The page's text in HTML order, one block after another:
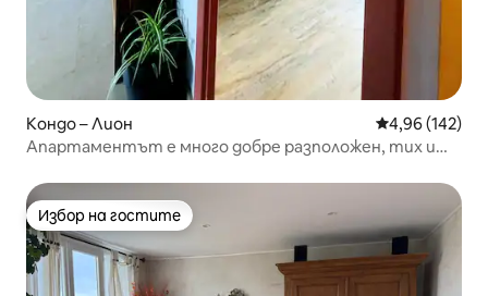
Кондо – Лион Средна
4,96 (142)
Апартаментът е много добре разположен, тих и
Избор на гостите
Избор на гостите